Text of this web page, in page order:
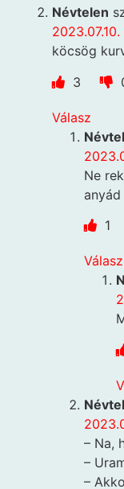
Névtelen
2023.07.10.
köcsög
3
Válasz
Ne
1
Válasz
– Na,
–
–